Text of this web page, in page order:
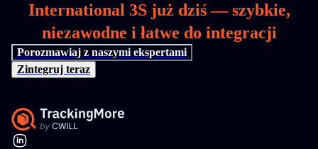
International 3S już dziś — szybkie,
niezawodne i łatwe do integracji
Porozmawiaj z naszymi ekspertami
Zintegruj teraz